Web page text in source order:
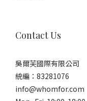
Contact Us
吳爾芙國際有限公司
統編：83281076
info@whomfor.com